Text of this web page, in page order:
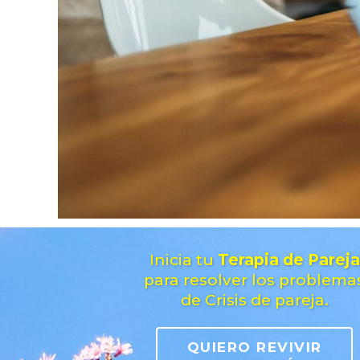
Inicia tu Terapia de Pareja
para resolver los
de Crisis de pareja.
QUIERO REVIVIR